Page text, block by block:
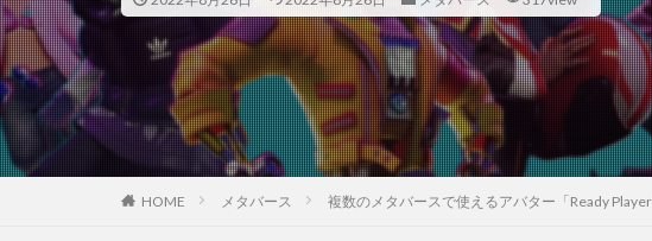
HOME メタバース 複数のメタバースで使えるアバター「Ready